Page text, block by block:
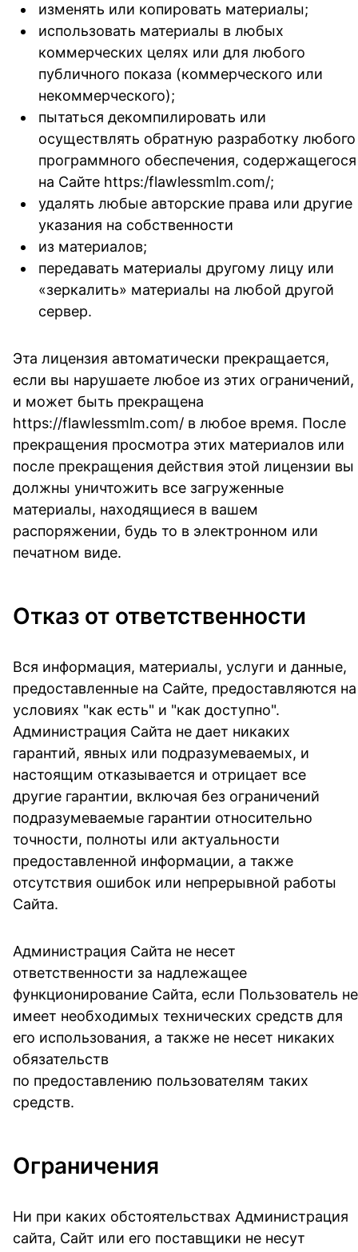
изменять или копировать материалы;
использовать материалы в любых
коммерческих целях или для любого
публичного показа (коммерческого или
некоммерческого);
пытаться декомпилировать или
осуществлять обратную разработку любого
программного обеспечения, содержащегося
на Сайте https:/flawlessmlm.com/;
удалять любые авторские права или другие
указания на собственности
из материалов;
передавать материалы другому лицу или
«зеркалить» материалы на любой другой
сервер.
Эта лицензия автоматически прекращается,
если вы нарушаете любое из этих ограничений,
и может быть прекращена
https://flawlessmlm.com/ в любое время. После
прекращения просмотра этих материалов или
после прекращения действия этой лицензии вы
должны уничтожить все загруженные
материалы, находящиеся в вашем
распоряжении, будь то в электронном или
печатном виде.
Отказ от ответственности
Вся информация, материалы, услуги и данные,
предоставленные на Сайте, предоставляются на
условиях "как есть" и "как доступно".
Администрация Сайта не дает никаких
гарантий, явных или подразумеваемых, и
настоящим отказывается и отрицает все
другие гарантии, включая без ограничений
подразумеваемые гарантии относительно
точности, полноты или актуальности
предоставленной информации, а также
отсутствия ошибок или непрерывной работы
Сайта.
Администрация Сайта не несет
ответственности за надлежащее
функционирование Сайта, если Пользователь не
имеет необходимых технических средств для
его использования, а также не несет никаких
обязательств
по предоставлению пользователям таких
средств.
Ограничения
Ни при каких обстоятельствах Администрация
сайта, Сайт или его поставщики не несут